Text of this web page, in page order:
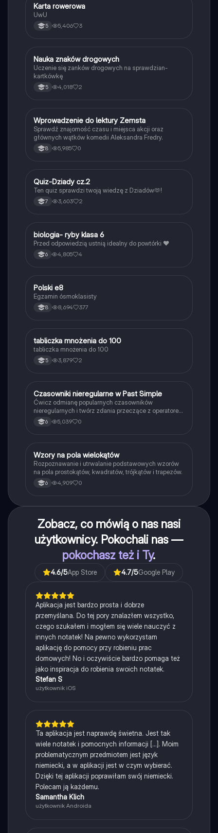
KTechnika
Karta rowerowa
UwU
5 5,406 3
NTechnika
Nauka znaków drogowych
Uczenie się zanków drogowych na sprawdzian-
kartkówkę
5 4,018 2
WJęzyk polski
Wprowadzenie do lektury Zemsta
Sprawdź znajomość czasu i miejsca akcji oraz
głównych wątków komedii Aleksandra Fredry.
8 5,985 0
QJęzyk polski
Quiz-Dziady cz.2
Ten quiz sprawdzi twoją wiedzę z Dziadów🫶!
7 3,603 2
BBiologia
biologia- ryby klasa 6
Przed odpowiedzią ustnią idealny do powtórki ❤️
6 4,805 4
Język polski
Polski e8
Egzamin ósmoklasisty
8 8,694 377
TMatematyka
tabliczka mnożenia do 100
tabliczka mnożenia do 100
5 3,879 2
CJęzyk angielski
Czasowniki nieregularne w Past Simple
Ćwicz odmianę popularnych czasowników
nieregularnych i twórz zdania przeczące z operatorem
didn't w czasie Past Simple.
6 5,039 0
WMatematyka
Wzory na pola wielokątów
Rozpoznawanie i utrwalanie podstawowych wzorów
na pola prostokątów, kwadratów, trójkątów i trapezów.
6 4,909 0
Zobacz, co mówią o nas nasi
użytkownicy. Pokochali nas —
pokochasz też i Ty.
4.6/5App Store 4.7/5Google Play
Aplikacja jest bardzo prosta i dobrze
przemyślana. Do tej pory znalazłem wszystko,
czego szukałem i mogłem się wiele nauczyć z
innych notatek! Na pewno wykorzystam
aplikację do pomocy przy robieniu prac
domowych! No i oczywiście bardzo pomaga też
jako inspiracja do robienia swoich notatek.
Stefan S
użytkownik iOS
Ta aplikacja jest naprawdę świetna. Jest tak
wiele notatek i pomocnych informacji [...]. Moim
problematycznym przedmiotem jest język
niemiecki, a w aplikacji jest w czym wybierać.
Dzięki tej aplikacji poprawiłam swój niemiecki.
Polecam ją każdemu.
Samantha Klich
użytkownik Androida